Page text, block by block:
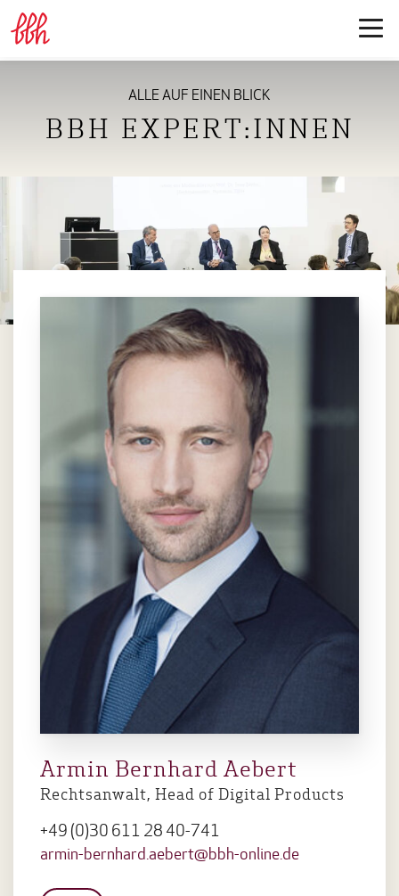
ALLE AUF EINEN BLICK
BBH EXPERT:INNEN
Armin Bernhard Aebert
Rechtsanwalt, Head of Digital Products
+49 (0)30 611 28 40-741
armin-bernhard.aebert@bbh-online.de